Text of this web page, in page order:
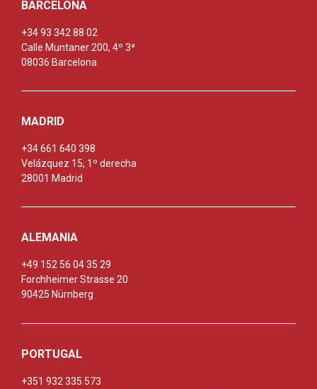
BARCELONA
+34 93 342 88 02
Calle Muntaner 200, 4º 3ª
08036 Barcelona
MADRID
+34 661 640 398
Velázquez 15, 1º derecha
28001 Madrid
ALEMANIA
+49 152 56 04 35 29
Forchheimer Strasse 20
90425 Nürnberg
PORTUGAL
+351 932 335 573